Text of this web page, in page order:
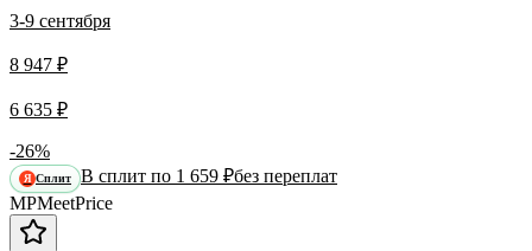
3-9 сентября
8 947 ₽
6 635 ₽
-26%
Я Сплит В сплит по 1 659 ₽без переплат
MPMeetPrice